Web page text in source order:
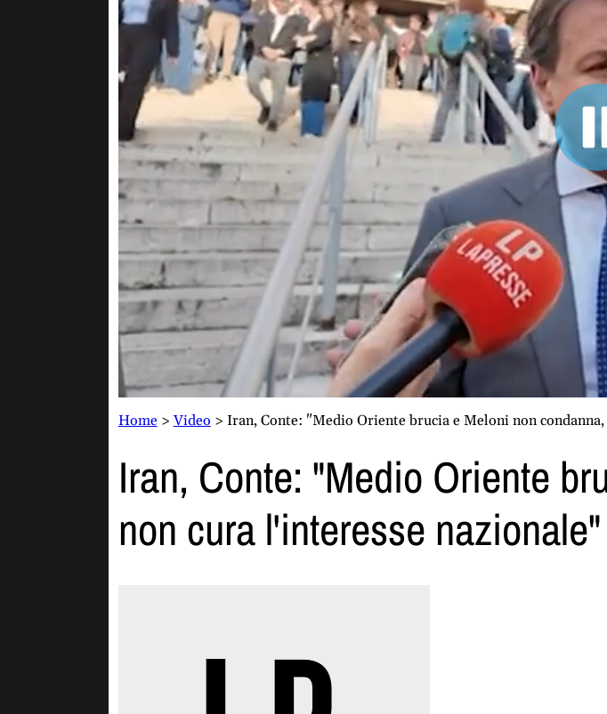
Home>Video > Iran, Conte: "Medio Oriente brucia e Meloni non
Iran, Conte: "Medio Oriente
non cura l'interesse nazionale"